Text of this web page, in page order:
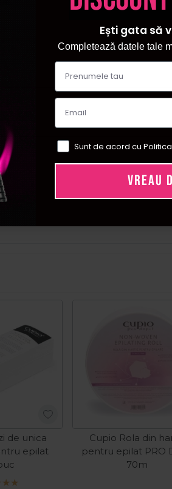
de unica
epilat
Cupio Rola din
pentru epilat PRO
70m
Ești gata să
Completează datele tale
Sunt de acord cu
VREAU